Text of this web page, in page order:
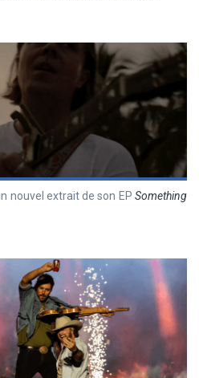
nouvel extrait de son EPSomething